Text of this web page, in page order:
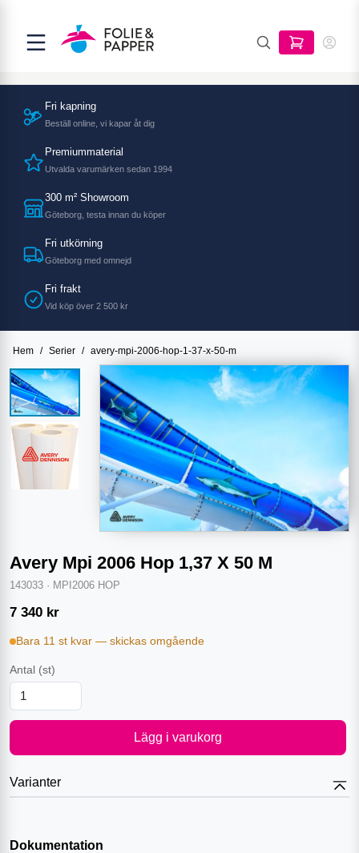
Fri kapning
Beställ online, vi kapar åt dig
Premiummaterial
Utvalda varumärken sedan 1994
300 m² Showroom
Göteborg, testa innan du köper
Fri utkörning
Göteborg med omnejd
Fri frakt
Vid köp över 2 500 kr
Hem / Serier / avery-mpi-2006-hop-1-37-x-50-m
Avery Mpi 2006 Hop 1,37 X 50 M
143033 · MPI2006 HOP
7 340 kr
Bara 11 st kvar — skickas omgående
Antal (st)
Lägg i varukorg
Varianter
Dokumentation